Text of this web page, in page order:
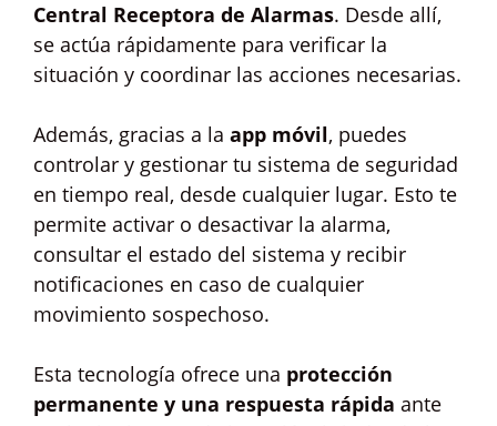
Central Receptora de Alarmas. Desde allí,
se actúa rápidamente para verificar la
situación y coordinar las acciones necesarias.
Además, gracias a la app móvil, puedes
controlar y gestionar tu sistema de seguridad
en tiempo real, desde cualquier lugar. Esto te
permite activar o desactivar la alarma,
consultar el estado del sistema y recibir
notificaciones en caso de cualquier
movimiento sospechoso.
Esta tecnología ofrece una protección
permanente y una respuesta rápida ante